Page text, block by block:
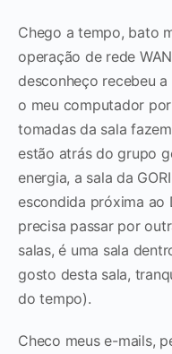
Chego a tempo, bato
operação de rede
desconheço recebeu
o meu computador
tomadas da sala
estão atrás do grupo
energia, a sala da
escondida próxima ao
precisa passar por
salas, é uma sala
gosto desta sala,
do tempo).
Checo meus e-mails,